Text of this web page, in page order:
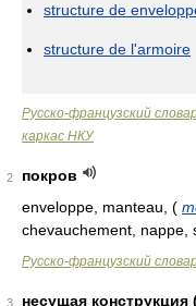
structure de
structure de l'armoire
Русско-французский
каркас НКУ
2
покров
enveloppe, manteau, (
chevauchement, nappe,
Русско-французский
3
несущая конструкция